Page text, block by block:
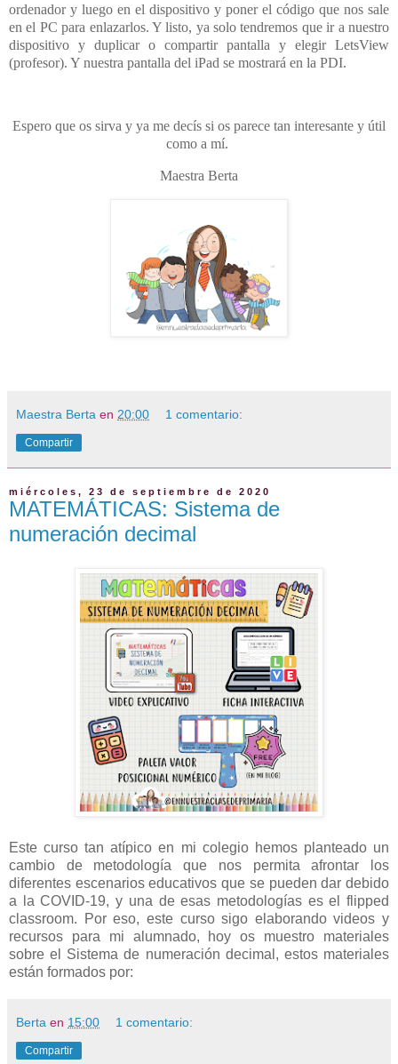
ordenador y luego en el dispositivo y poner el código que nos sale
en el PC para enlazarlos. Y listo, ya solo tendremos que ir a nuestro
dispositivo y duplicar o compartir pantalla y elegir LetsView
(profesor). Y nuestra pantalla del iPad se mostrará en la PDI.
Espero que os sirva y ya me decís si os parece tan interesante y útil
como a mí.
Maestra Berta
Maestra Berta en 20:00 1 comentario:
Compartir
miércoles, 23 de septiembre de 2020
MATEMÁTICAS: Sistema de
numeración decimal
Este curso tan atípico en mi colegio hemos planteado un
cambio de metodología que nos permita afrontar los
diferentes escenarios educativos que se pueden dar debido
a la COVID-19, y una de esas metodologías es el flipped
classroom. Por eso, este curso sigo elaborando videos y
recursos para mi alumnado, hoy os muestro materiales
sobre el Sistema de numeración decimal, estos materiales
están formados por:
Berta en 15:00 1 comentario:
Compartir